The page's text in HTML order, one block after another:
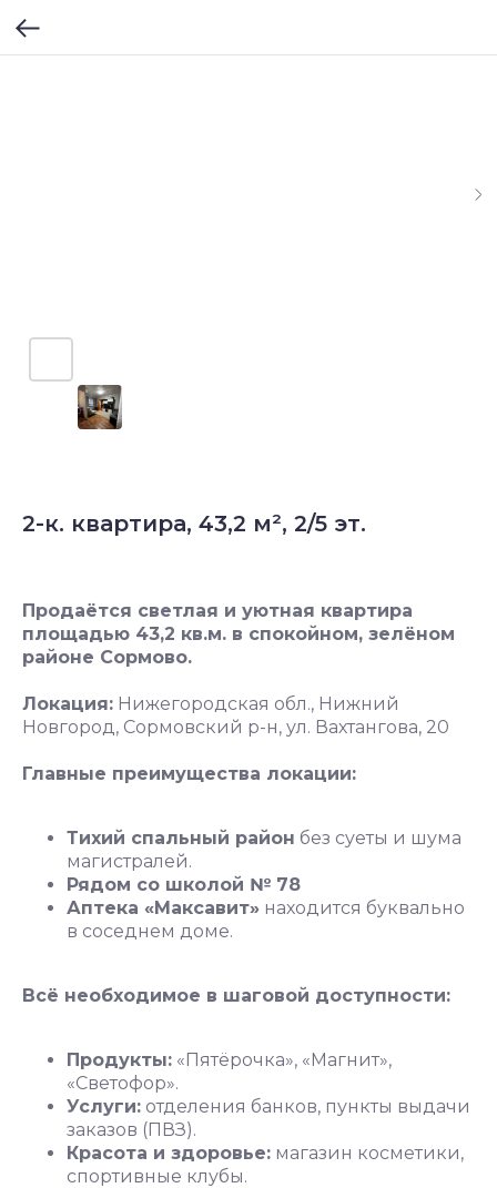
2-к. квартира, 43,2 м², 2/5 эт.
Продаётся светлая и уютная квартира
площадью 43,2 кв.м. в спокойном, зелёном
районе Сормово.
Локация: Нижегородская обл., Нижний
Новгород, Сормовский р-н, ул. Вахтангова, 20
Главные преимущества локации:
Тихий спальный район без суеты и шума
магистралей.
Рядом со школой № 78
Аптека «Максавит» находится буквально
в соседнем доме.
Всё необходимое в шаговой доступности:
Продукты: «Пятёрочка», «Магнит»,
«Светофор».
Услуги: отделения банков, пункты выдачи
заказов (ПВЗ).
Красота и здоровье: магазин косметики,
спортивные клубы.